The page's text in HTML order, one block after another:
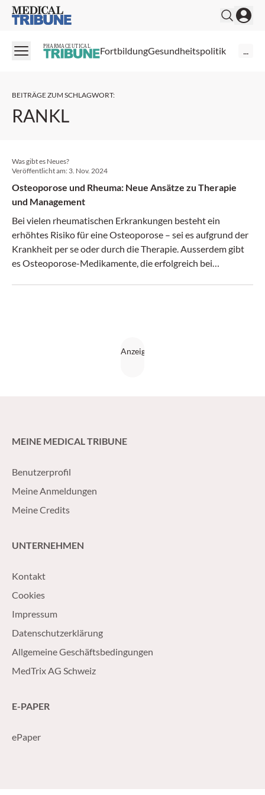
Medical Tribune
PHARMACEUTICAL FortbildungGesundheitspolitik ...
BEITRÄGE ZUM SCHLAGWORT:
RANKL
Was gibt es Neues?
Veröffentlicht am: 3. Nov. 2024
Osteoporose und Rheuma: Neue Ansätze zu Therapie
und Management
Bei vielen rheumatischen Erkrankungen besteht ein
erhöhtes Risiko für eine Osteoporose – sei es aufgrund der
Krankheit per se oder durch die Therapie. Ausserdem gibt
es Osteoporose-Medikamente, die erfolgreich bei
MEINE MEDICAL TRIBUNE
Benutzerprofil
Meine Anmeldungen
Meine Credits
UNTERNEHMEN
Kontakt
Cookies
Impressum
Datenschutzerklärung
Allgemeine Geschäftsbedingungen
MedTrix AG Schweiz
E-PAPER
ePaper